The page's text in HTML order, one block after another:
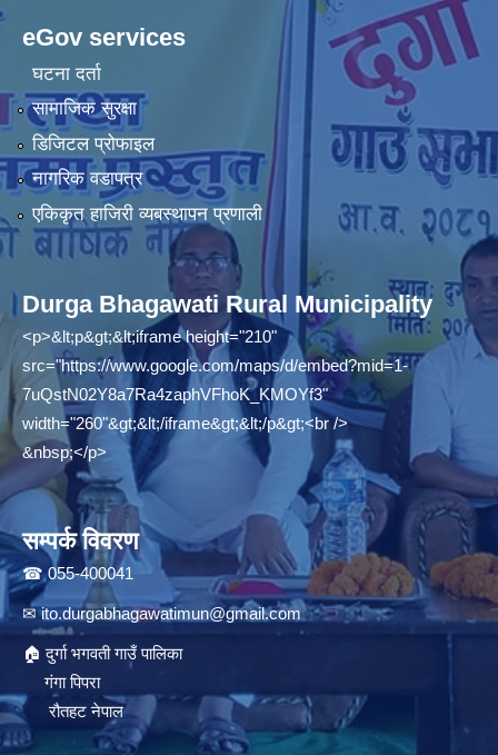
eGov services
घटना दर्ता
सामाजिक सुरक्षा
डिजिटल प्रोफाइल
नागरिक वडापत्र
एकिकृत हाजिरी व्यबस्थापन प्रणाली
Durga Bhagawati Rural Municipality
<p>&lt;p&gt;&lt;iframe height="210"
src="https://www.google.com/maps/d/embed?mid=1-
7uQstN02Y8a7Ra4zaphVFhoK_KMOYf3"
width="260"&gt;&lt;/iframe&gt;&lt;/p&gt;<br />
&nbsp;</p>
सम्पर्क विवरण
☎ 055-400041
✉ito.durgabhagawatimun@gmail.com
🏠 दुर्गा भगवती गाउँ पालिका
गंगा पिपरा
रौतहट नेपाल